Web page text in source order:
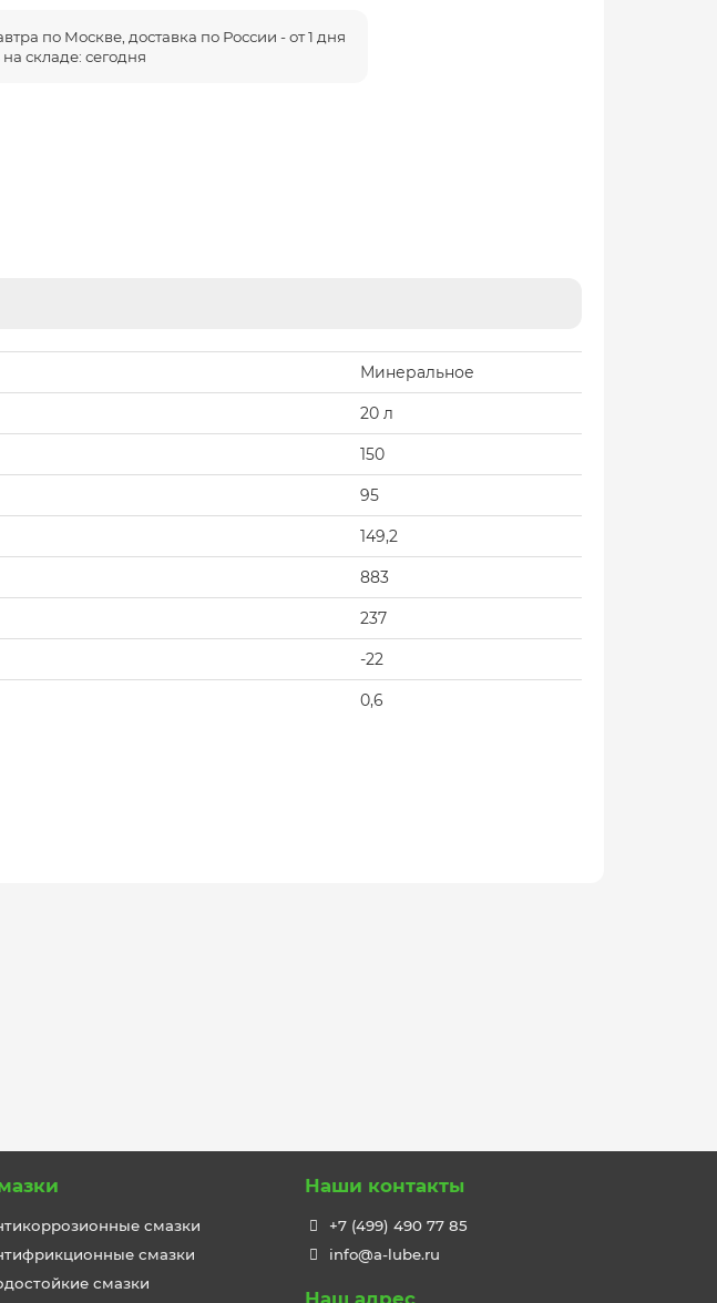
по Москве, доставка по России - от 1 дня
складе: сегодня
Минеральное
20 л
150
95
149,2
883
237
-22
0,6
смазки
смазки
смазки
Наши контакты
+7 (499) 490 77 85
info@a-lube.ru